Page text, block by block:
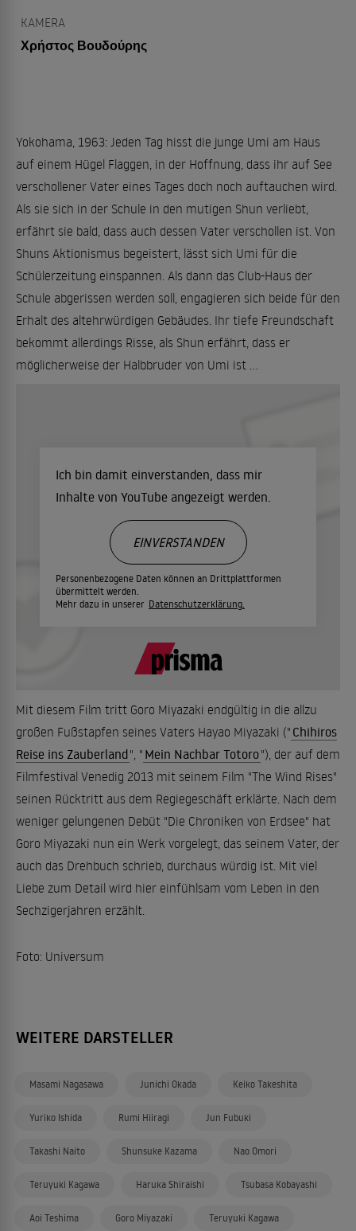
KAMERA
Χρήστος Βουδούρης
Yokohama, 1963: Jeden Tag hisst die junge Umi am Haus
auf einem Hügel Flaggen, in der Hoffnung, dass ihr auf See
verschollener Vater eines Tages doch noch auftauchen wird.
Als sie sich in der Schule in den mutigen Shun verliebt,
erfährt sie bald, dass auch dessen Vater verschollen ist. Von
Shuns Aktionismus begeistert, lässt sich Umi für die
Schülerzeitung einspannen. Als dann das Club-Haus der
Schule abgerissen werden soll, engagieren sich beide für den
Erhalt des altehrwürdigen Gebäudes. Ihr tiefe Freundschaft
bekommt allerdings Risse, als Shun erfährt, dass er
möglicherweise der Halbbruder von Umi ist ...
Ich bin damit einverstanden, dass mir
Inhalte von YouTube angezeigt werden.
Personenbezogene Daten können an Drittplattformen
übermittelt werden.
Mehr dazu in unserer Datenschutzerklärung.
EINVERSTANDEN
Mit diesem Film tritt Goro Miyazaki endgültig in die allzu
großen Fußstapfen seines Vaters Hayao Miyazaki (" Chihiros
Reise ins Zauberland", " Mein Nachbar Totoro"), der auf dem
Filmfestival Venedig 2013 mit seinem Film "The Wind Rises"
seinen Rücktritt aus dem Regiegeschäft erklärte. Nach dem
weniger gelungenen Debüt "Die Chroniken von Erdsee" hat
Goro Miyazaki nun ein Werk vorgelegt, das seinem Vater, der
auch das Drehbuch schrieb, durchaus würdig ist. Mit viel
Liebe zum Detail wird hier einfühlsam vom Leben in den
Sechzigerjahren erzählt.
Foto: Universum
WEITERE DARSTELLER
Masami Nagasawa Junichi Okada Keiko Takeshita
Yuriko Ishida Rumi Hiiragi Jun Fubuki
Takashi Naito Shunsuke Kazama Nao Omori
Teruyuki Kagawa Haruka Shiraishi Tsubasa Kobayashi
Aoi Teshima Goro Miyazaki Teruyuki Kagawa